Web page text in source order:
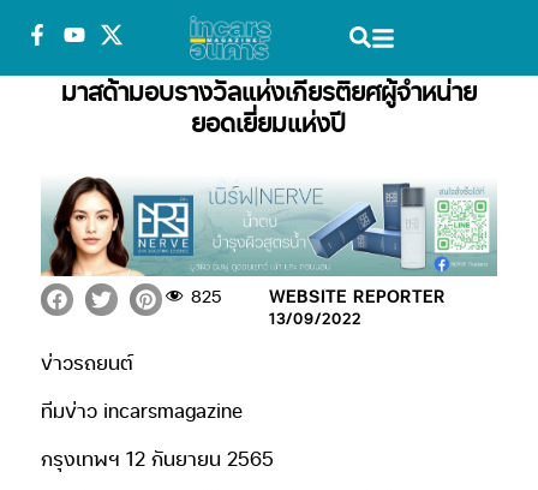
มาสด้ามอบรางวัลแห่งเกียรติยศผู้จำหน่าย
ยอดเยี่ยมแห่งปี
WEBSITE REPORTER
13/09/2022
825
ข่าวรถยนต์
ทีมข่าว incarsmagazine
กรุงเทพฯ 12 กันยายน 2565